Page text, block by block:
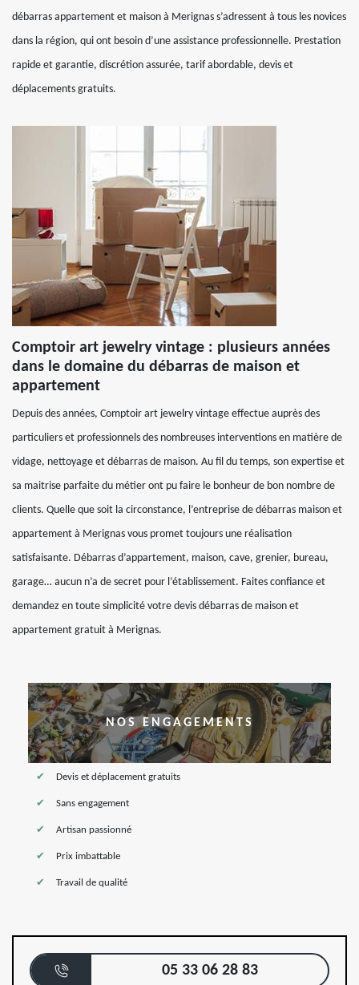
débarras appartement et maison à Merignas s’adressent à tous les novices
dans la région, qui ont besoin d’une assistance professionnelle. Prestation
rapide et garantie, discrétion assurée, tarif abordable, devis et
déplacements gratuits.
Comptoir art jewelry vintage : plusieurs années
dans le domaine du débarras de maison et
appartement
Depuis des années, Comptoir art jewelry vintage effectue auprès des
particuliers et professionnels des nombreuses interventions en matière de
vidage, nettoyage et débarras de maison. Au fil du temps, son expertise et
sa maitrise parfaite du métier ont pu faire le bonheur de bon nombre de
clients. Quelle que soit la circonstance, l’entreprise de débarras maison et
appartement à Merignas vous promet toujours une réalisation
satisfaisante. Débarras d’appartement, maison, cave, grenier, bureau,
garage… aucun n’a de secret pour l’établissement. Faites confiance et
demandez en toute simplicité votre devis débarras de maison et
appartement gratuit à Merignas.
NOS ENGAGEMENTS
Devis et déplacement gratuits
Sans engagement
Artisan passionné
Prix imbattable
Travail de qualité
05 33 06 28 83